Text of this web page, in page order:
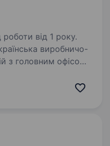
роботи від 1 року.
виробничо-
з головним офісом
хабами